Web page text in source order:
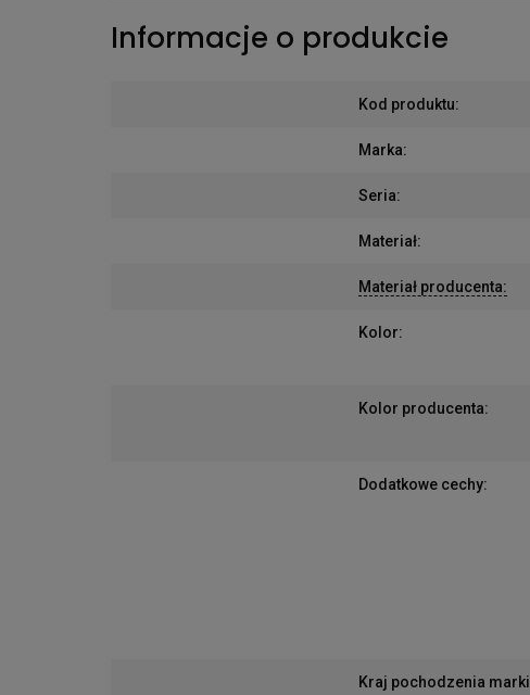
Informacje o produkcie
Kod produktu:
Marka:
Seria:
Materiał:
Materiał producenta:
Kolor:
Kolor producenta:
Dodatkowe cechy:
Kraj pochodzenia marki